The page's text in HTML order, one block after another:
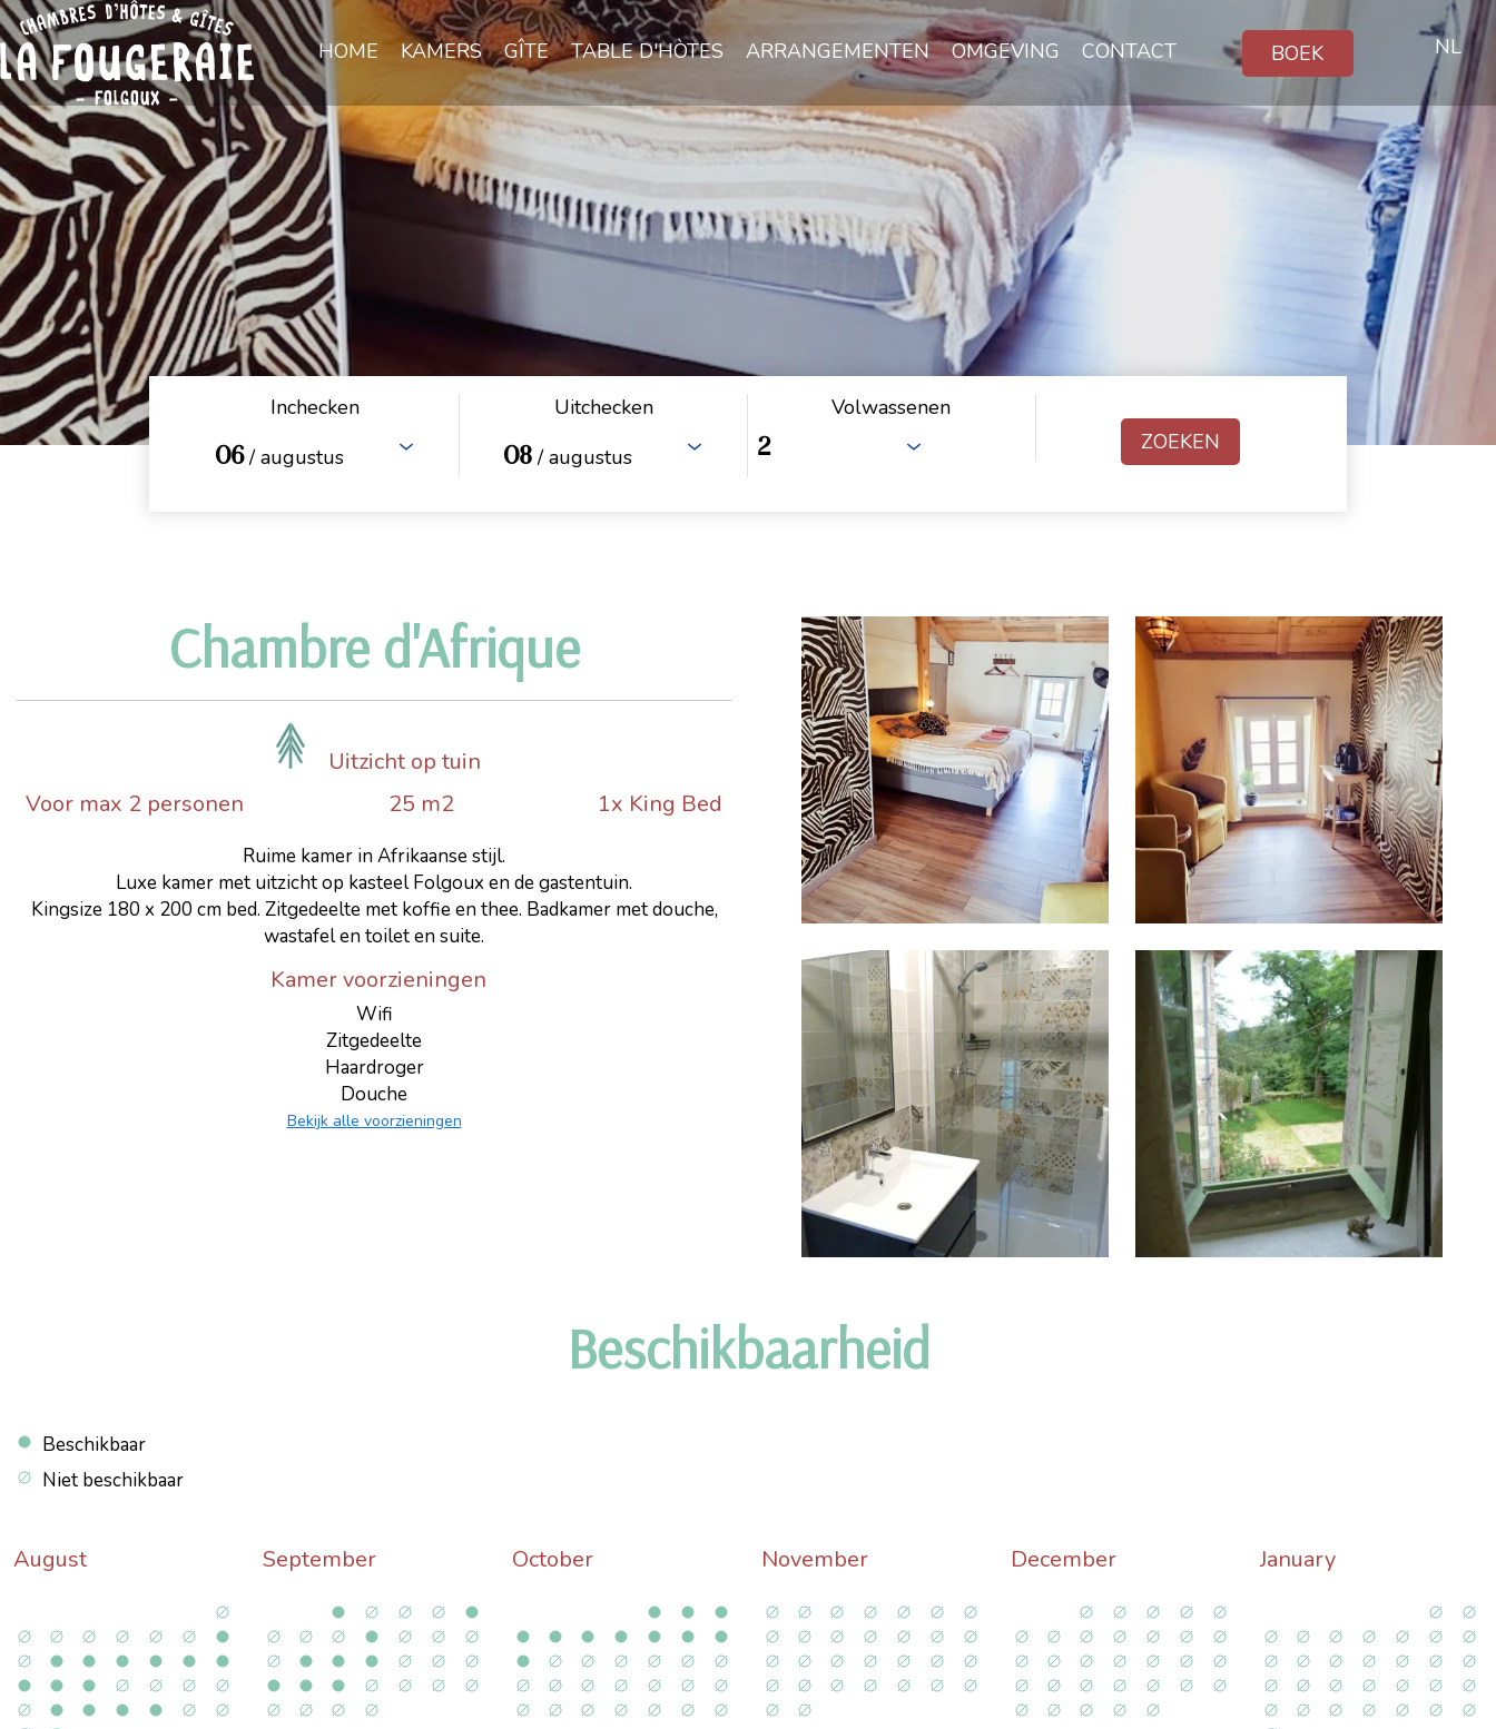
HOME KAMERS GÎTE TABLE D'HÒTES ARRANGEMENTEN OMGEVING CONTACT BOEK NL
Inchecken
06 / augustus
Uitchecken
08 / augustus
Volwassenen
ZOEKEN
Chambre d'Afrique
Uitzicht op tuin
Voor max 2 personen
25 m2 1x King Bed
Ruime kamer in Afrikaanse stijl.
Luxe kamer met uitzicht op kasteel Folgoux en de gastentuin.
Kingsize 180 x 200 cm bed. Zitgedeelte met koffie en thee. Badkamer met douche,
wastafel en toilet en suite.
Kamer voorzieningen
Wifi
Zitgedeelte
Haardroger
Douche
Bekijk alle voorzieningen
Beschikbaarheid
Beschikbaar
Niet beschikbaar
August September October November December January